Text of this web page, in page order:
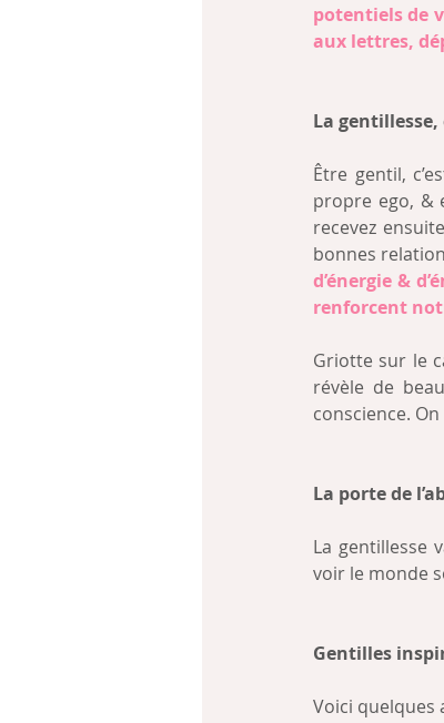
potentiels de
aux lettres,
La gentillesse,
Être gentil,
propre ego, &
recevez
bonnes
d’énergie &
renforcent
Griotte sur le
révèle de
conscience.
La porte de
La gentillesse
voir le monde
Gentilles
Voici quelques